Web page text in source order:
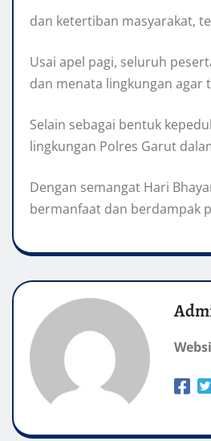
dan ketertiban masyarakat,
Usai apel pagi, seluruh
dan menata lingkungan agar
Selain sebagai bentuk
lingkungan Polres Garut
Dengan semangat Hari
bermanfaat dan berdampak